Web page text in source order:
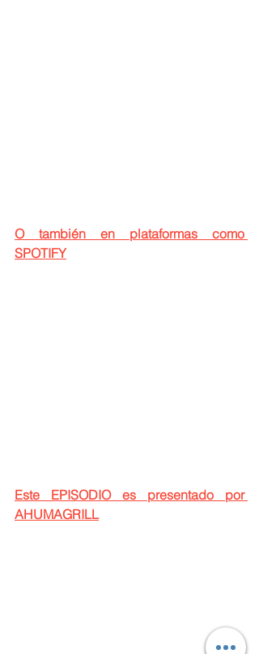
O también en plataformas como
SPOTIFY
Este EPISODIO es presentado por
AHUMAGRILL